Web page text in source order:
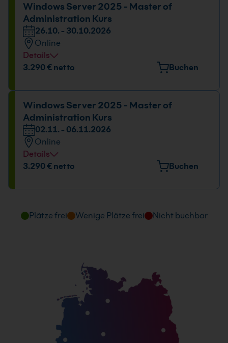
Windows Server 2025 - Master of
Administration Kurs
26.10. - 30.10.2026
Online
Details
Datum und Uhrzeit
3.290 € netto Buchen
Windows Server 2025 - Master of
Administration Kurs
02.11. - 06.11.2026
Online
Details
Datum und Uhrzeit
3.290 € netto Buchen
Plätze frei Wenige Plätze frei Nicht buchbar